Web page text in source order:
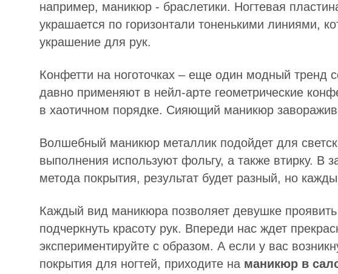
например, маникюр - браслетики. Ногтевая
украшается по горизонтали тоненькими линиями,
украшение для рук.
Конфетти на ноготочках – еще один модный тренд
давно применяют в нейл-арте геометрические
в хаотичном порядке. Сияющий маникюр
Волшебный маникюр металлик подойдет для
выполнения используют фольгу, а также втирку. В
метода покрытия, результат будет разный, но
Каждый вид маникюра позволяет девушке
подчеркнуть красоту рук. Впереди нас ждет
экспериментируйте с образом. А если у вас
покрытия для ногтей, приходите на маникюр в